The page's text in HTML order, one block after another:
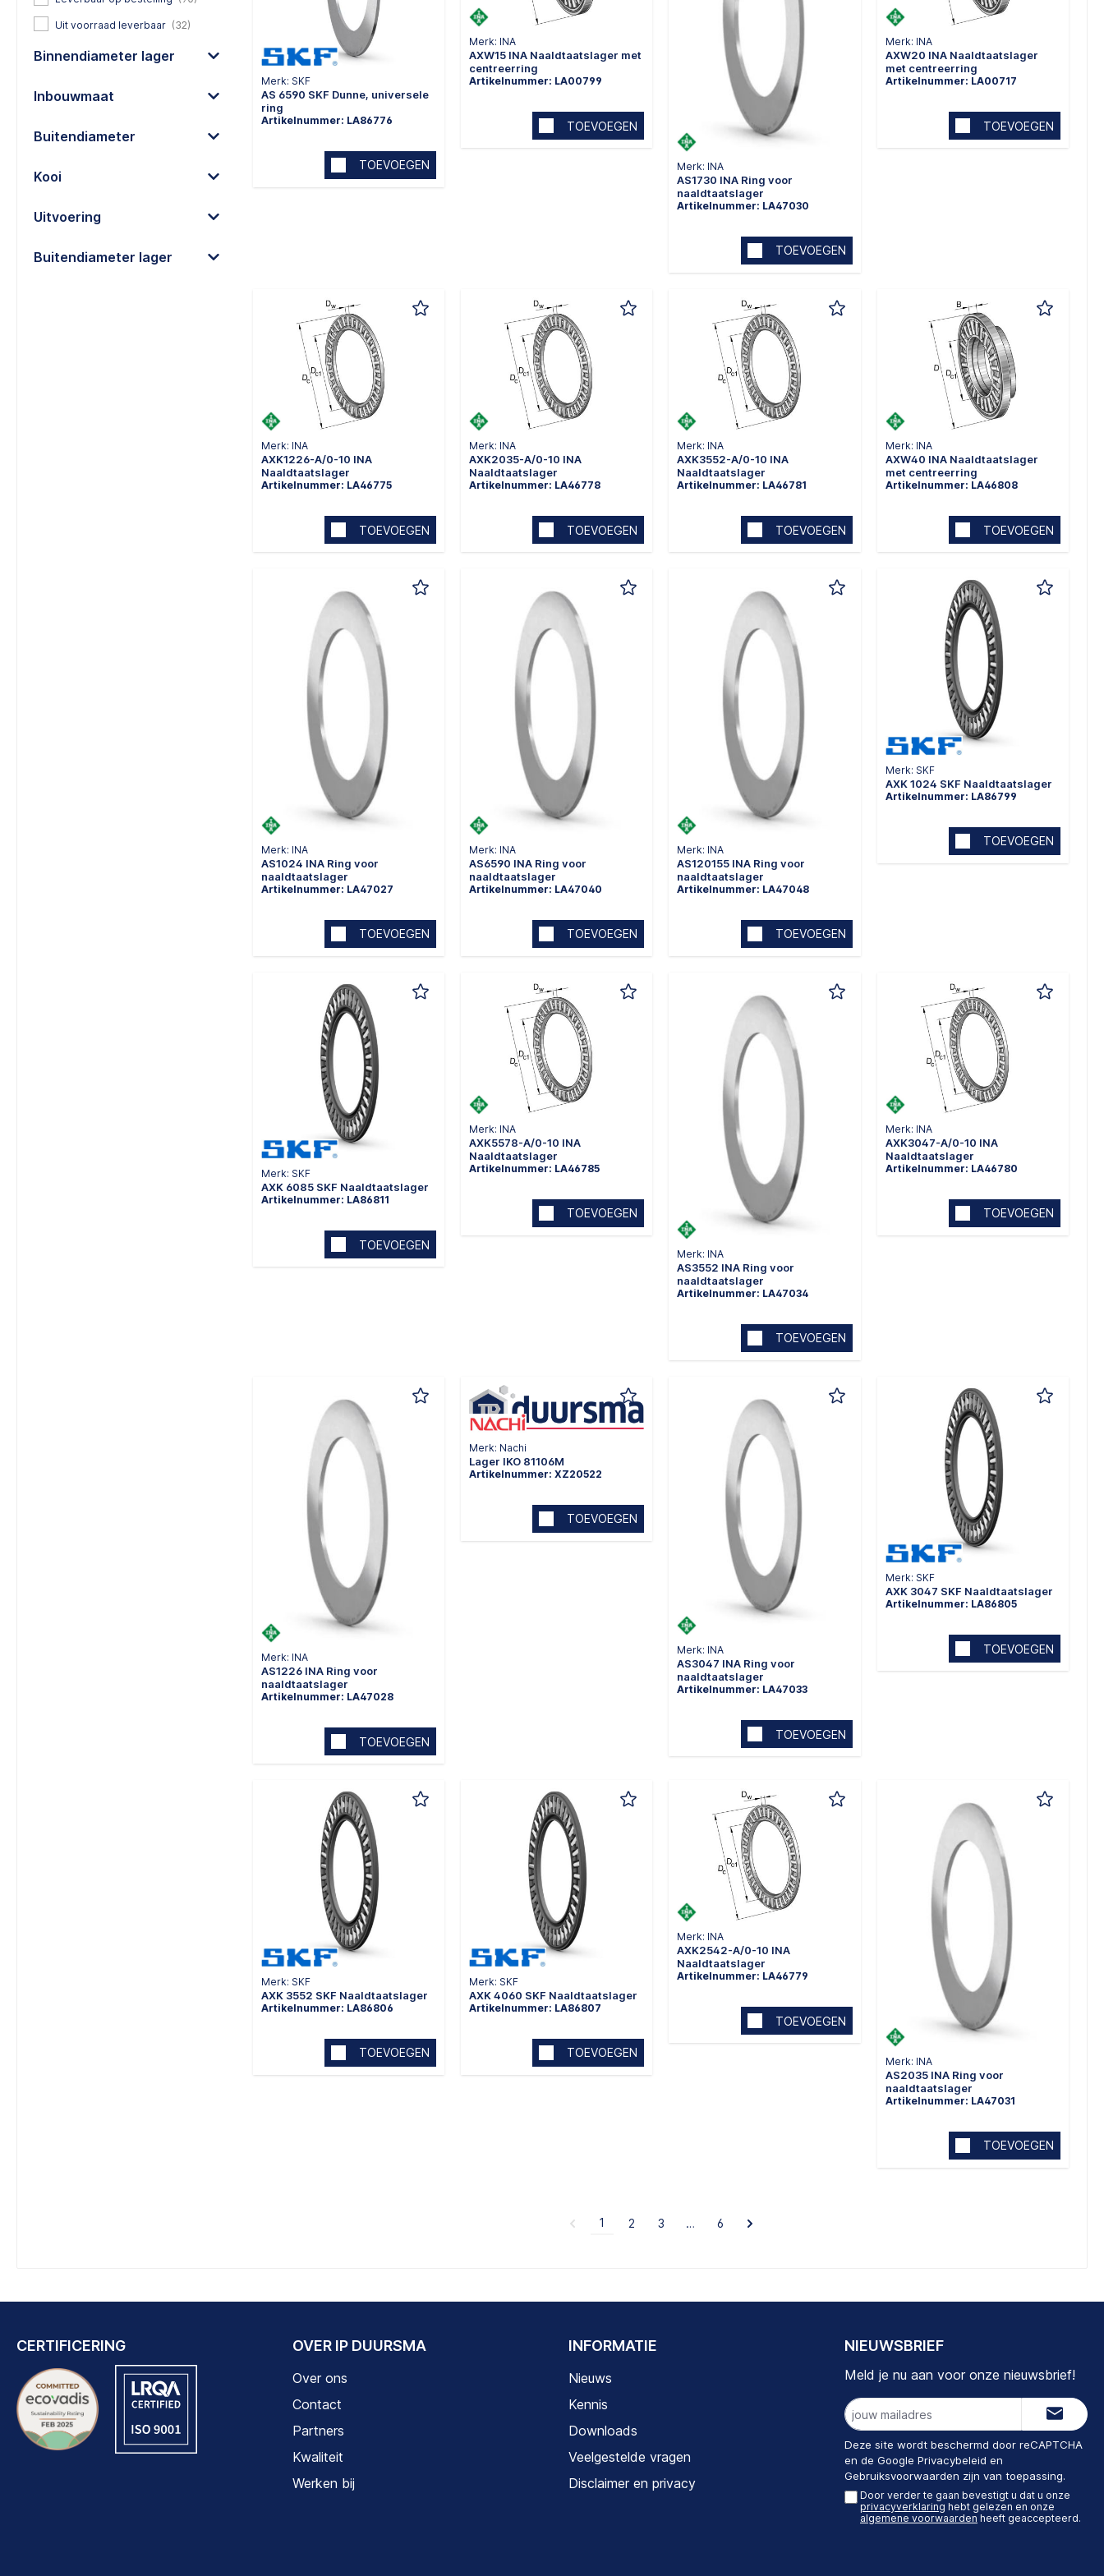
Uit voorraad leverbaar (32)
Binnendiameter lager
Inbouwmaat
Buitendiameter
Kooi
Uitvoering
Buitendiameter lager
Merk: SKF
AS 6590 SKF Dunne, universele
ring
Artikelnummer: LA86776
TOEVOEGEN
Merk: INA
AXW15 INA Naaldtaatslager met
centreerring
Artikelnummer: LA00799
TOEVOEGEN
Merk: INA
AS1730 INA Ring voor
naaldtaatslager
Artikelnummer: LA47030
TOEVOEGEN
Merk: INA
AXW20 INA Naaldtaatslager
met centreerring
Artikelnummer: LA00717
TOEVOEGEN
Merk: INA
AXK1226-A/0-10 INA
Naaldtaatslager
Artikelnummer: LA46775
TOEVOEGEN
Merk: INA
AXK2035-A/0-10 INA
Naaldtaatslager
Artikelnummer: LA46778
TOEVOEGEN
Merk: INA
AXK3552-A/0-10 INA
Naaldtaatslager
Artikelnummer: LA46781
TOEVOEGEN
Merk: INA
AXW40 INA Naaldtaatslager
met centreerring
Artikelnummer: LA46808
TOEVOEGEN
Merk: INA
AS1024 INA Ring voor
naaldtaatslager
Artikelnummer: LA47027
TOEVOEGEN
Merk: INA
AS6590 INA Ring voor
naaldtaatslager
Artikelnummer: LA47040
TOEVOEGEN
Merk: INA
AS120155 INA Ring voor
naaldtaatslager
Artikelnummer: LA47048
TOEVOEGEN
Merk: SKF
AXK 1024 SKF Naaldtaatslager
Artikelnummer: LA86799
TOEVOEGEN
Merk: SKF
AXK 6085 SKF Naaldtaatslager
Artikelnummer: LA86811
TOEVOEGEN
Merk: INA
AXK5578-A/0-10 INA
Naaldtaatslager
Artikelnummer: LA46785
TOEVOEGEN
Merk: INA
AS3552 INA Ring voor
naaldtaatslager
Artikelnummer: LA47034
TOEVOEGEN
Merk: INA
AXK3047-A/0-10 INA
Naaldtaatslager
Artikelnummer: LA46780
TOEVOEGEN
Merk: INA
AS1226 INA Ring voor
naaldtaatslager
Artikelnummer: LA47028
TOEVOEGEN
Merk: Nachi
Lager IKO 81106M
Artikelnummer: XZ20522
TOEVOEGEN
Merk: INA
AS3047 INA Ring voor
naaldtaatslager
Artikelnummer: LA47033
TOEVOEGEN
Merk: SKF
AXK 3047 SKF Naaldtaatslager
Artikelnummer: LA86805
TOEVOEGEN
Merk: SKF
AXK 3552 SKF Naaldtaatslager
Artikelnummer: LA86806
TOEVOEGEN
Merk: SKF
AXK 4060 SKF Naaldtaatslager
Artikelnummer: LA86807
TOEVOEGEN
Merk: INA
AXK2542-A/0-10 INA
Naaldtaatslager
Artikelnummer: LA46779
TOEVOEGEN
Merk: INA
AS2035 INA Ring voor
naaldtaatslager
Artikelnummer: LA47031
TOEVOEGEN
1 2 3 … 6
OVER IP DUURSMA
Over ons
Contact
Partners
Kwaliteit
Werken bij
INFORMATIE
Nieuws
Kennis
Downloads
Veelgestelde vragen
Disclaimer en privacy
CERTIFICERING NIEUWSBRIEF
Meld je nu aan voor onze nieuwsbrief!
E-
mailadres
Deze site wordt beschermd door reCAPTCHA
en de Google Privacybeleid en
Gebruiksvoorwaarden zijn van toepassing.
Door verder te gaan bevestigt u dat u onze
privacyverklaring hebt gelezen en onze
algemene voorwaarden heeft geaccepteerd.